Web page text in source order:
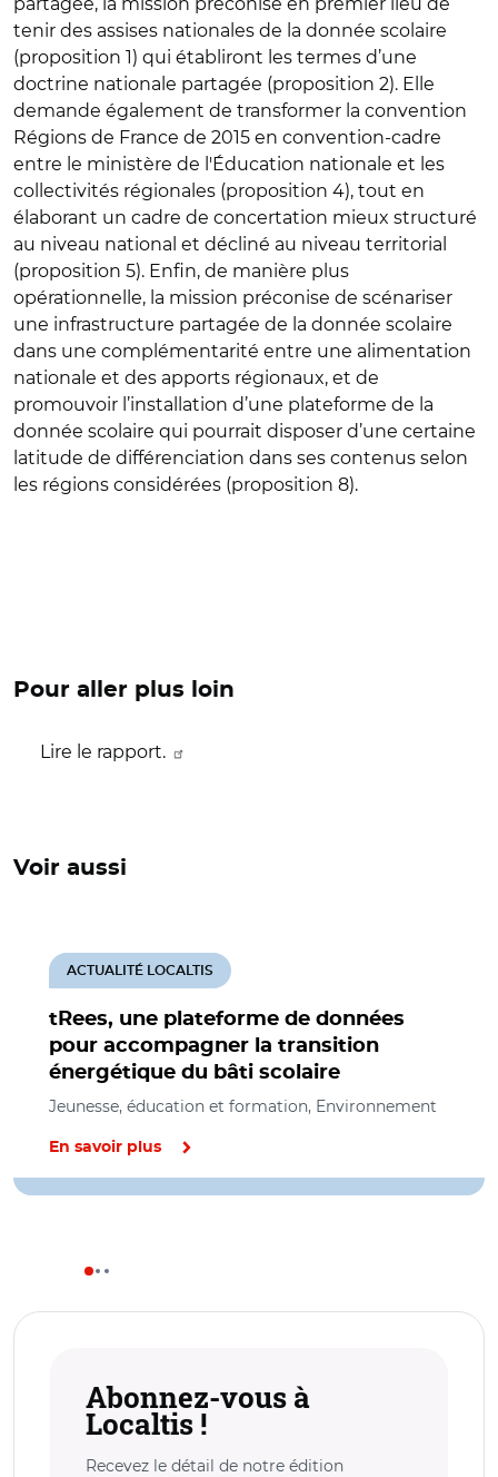
tenir des assises nationales de la donnée scolaire
(proposition 1) qui établiront les termes d’une
doctrine nationale partagée (proposition 2). Elle
demande également de transformer la convention
Régions de France de 2015 en convention-cadre
entre le ministère de l'Éducation nationale et les
collectivités régionales (proposition 4), tout en
élaborant un cadre de concertation mieux structuré
au niveau national et décliné au niveau territorial
(proposition 5). Enfin, de manière plus
opérationnelle, la mission préconise de scénariser
une infrastructure partagée de la donnée scolaire
dans une complémentarité entre une alimentation
nationale et des apports régionaux, et de
promouvoir l’installation d’une plateforme de la
donnée scolaire qui pourrait disposer d’une certaine
latitude de différenciation dans ses contenus selon
les régions considérées (proposition 8).
Pour aller plus loin
Lire le rapport.
Voir aussi
tRees, une plateforme de données
pour accompagner la transition
énergétique du bâti scolaire
ACTUALITÉ LOCALTIS
Jeunesse, éducation et formation, Environnement
En savoir plus
Abonnez-vous à
Localtis !
Recevez le détail de notre édition